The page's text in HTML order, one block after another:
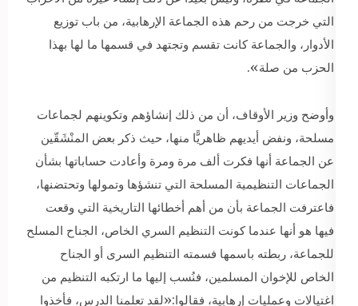
التي خرجت من رحم هذه الجماعة الإرهابية، من باب توزيع
الأدوار، والجماعة كانت تقسم وتجتهد في قسمها ما لها بهذا
الحزب من صلة».
وأوضح وزير الأوقاف، أن من ذلك إنشاؤهم وتكوينهم لجماعات
مسلحة، ونفض أيديهم ظاهريًّا منها، حيث ذكر بعض المنْشَقّين
عن الجماعة أنها فكرت ألف مرة ومرة وأعادت حساباتها بشأن
الجماعات التنظيمية المسلحة التي تنشؤها وتمولها وتحتضنها،
فاعترفت الجماعة بأن من أهم أخطائها التاريخية التي وقعت
فيها هو أنها عندما كونت التنظيم السري الخاص، الجناح المسلح
للجماعة، ربطته باسمها فسمته التنظيم السرى أو الجناح
الخاص للإخوان المسلمين، فنُسب إليها ما ارتكبه التنظيم من
اغتيالات وعمليات إرهابية، فقالوا:«لقد تعلمنا الدرس، فأخذوا